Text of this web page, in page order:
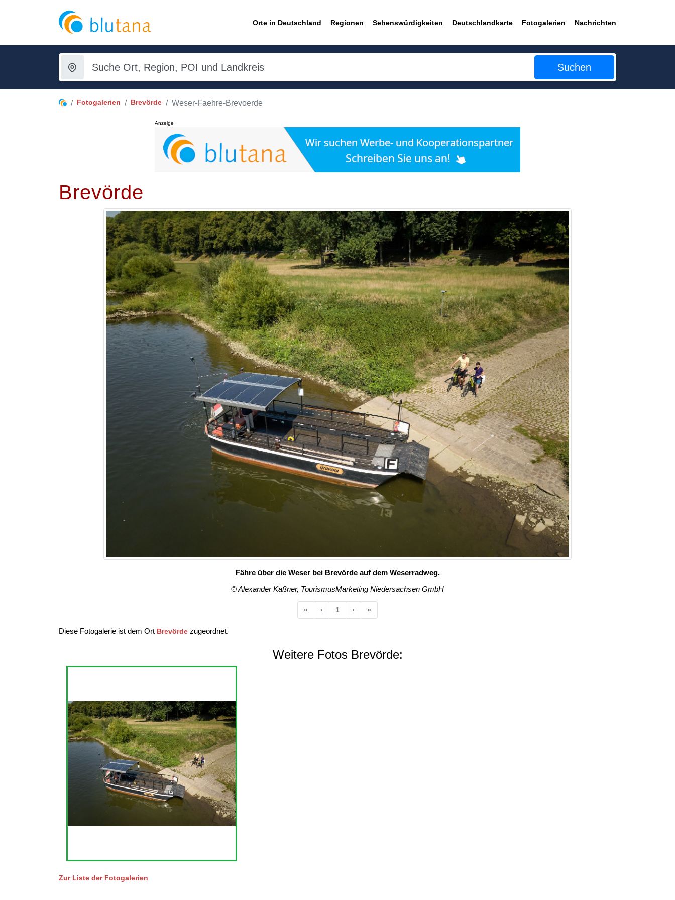
Orte in Deutschland Regionen Sehenswürdigkeiten Deutschlandkarte Fotogalerien Nachrichten
Suchen
Fotogalerien Brevörde Weser-Faehre-Brevoerde
Anzeige
Brevörde
Fähre über die Weser bei Brevörde auf dem Weserradweg.
© Alexander Kaßner, TourismusMarketing Niedersachsen GmbH
« Anfang
‹ Vorherige
1 › Nächste
»
Diese Fotogalerie ist dem Ort Brevörde zugeordnet.
Weitere Fotos Brevörde:
Zur Liste der Fotogalerien